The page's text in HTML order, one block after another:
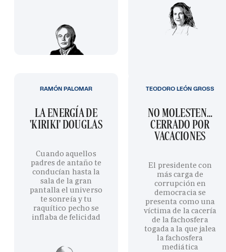
LA ENERGÍA DE
'KIRIKI' DOUGLAS
Cuando aquellos
padres de antaño te
conducían hasta la
sala de la gran
pantalla el universo
te sonreía y tu
raquítico pecho se
inflaba de felicidad
RAMÓN PALOMAR
NO MOLESTEN…
CERRADO POR
VACACIONES
El presidente con
más carga de
corrupción en
democracia se
presenta como una
víctima de la cacería
de la fachosfera
togada a la que jalea
la fachosfera
mediática
TEODORO LEÓN GROSS